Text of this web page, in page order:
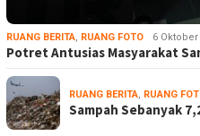
RUANG BERITA, RUANG FOTO 6 Oktober
Potret Antusias Masyarakat
RUANG BERITA, RUANG
Sampah Sebanyak